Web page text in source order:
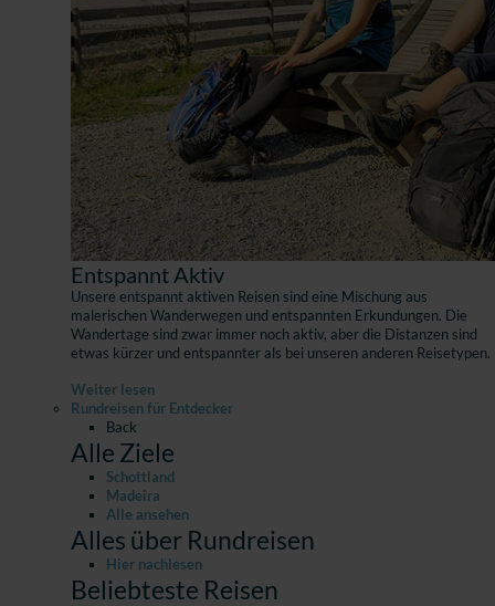
Entspannt Aktiv
Unsere entspannt aktiven Reisen sind eine Mischung aus
malerischen Wanderwegen und entspannten Erkundungen. Die
Wandertage sind zwar immer noch aktiv, aber die Distanzen sind
etwas kürzer und entspannter als bei unseren anderen Reisetypen.
Weiter lesen
Rundreisen für Entdecker
Back
Alle Ziele
Schottland
Madeira
Alle ansehen
Alles über Rundreisen
Hier nachlesen
Beliebteste Reisen